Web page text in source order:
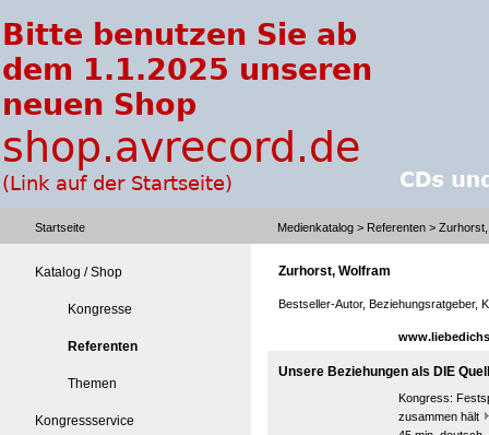
Startseite Medienkatalog > Referenten >
Katalog / Shop
Kongresse
Referenten
Themen
Kongressservice
Zurhorst, Wolfram
Bestseller-Autor, Beziehungsratgeber,
Unsere Beziehungen als DIE
Kongress:
zusammen hält